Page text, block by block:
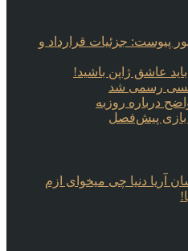
پیوست: جزئیات قرارداد و
عاشق ژاپن باشید!
چلسی رسمی شد
درباره روزبه
بازی پیش‌فصل
آریا دنیا چی میخوای ازم